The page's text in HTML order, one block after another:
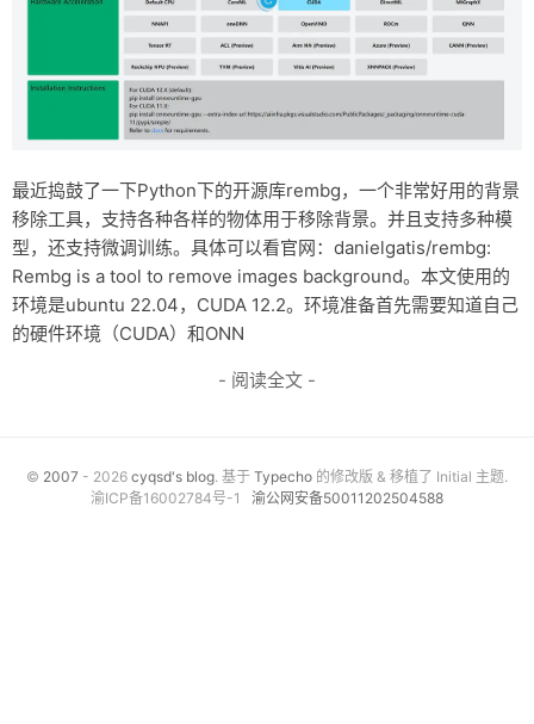
折腾
手机
资料仓库
废话
关于
最近捣鼓了一下Python下的开源库rembg，一个非常好用的背景
移除工具，支持各种各样的物体用于移除背景。并且支持多种模
型，还支持微调训练。具体可以看官网：danielgatis/rembg:
Rembg is a tool to remove images background。本文使用的
环境是ubuntu 22.04，CUDA 12.2。环境准备首先需要知道自己
的硬件环境（CUDA）和ONN
- 阅读全文 -
© 2007 - 2026 cyqsd's blog. 基于 Typecho 的修改版 & 移植了 Initial 主题.
渝ICP备16002784号-1
渝公网安备50011202504588